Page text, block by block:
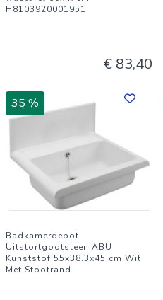
H8103920001951
€ 83,40
35 %
Badkamerdepot
Uitstortgootsteen ABU
Kunststof 55x38.3x45 cm Wit
Met Stootrand